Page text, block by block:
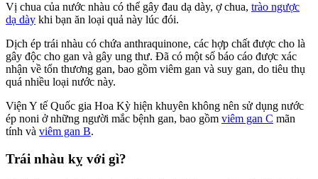
Vị chua của nước nhàu có thể gây đau dạ dày, ợ chua, trào ngược
dạ dày khi bạn ăn loại quả này lúc đói.
Dịch ép trái nhàu có chứa anthraquinone, các hợp chất được cho là
gây độc cho gan và gây ung thư. Đã có một số báo cáo được xác
nhận về tổn thương gan, bao gồm viêm gan và suy gan, do tiêu thụ
quá nhiều loại nước này.
Viện Y tế Quốc gia Hoa Kỳ hiện khuyên không nên sử dụng nước
ép noni ở những người mắc bệnh gan, bao gồm viêm gan C mãn
tính và viêm gan B.
Trái nhàu kỵ với gì?